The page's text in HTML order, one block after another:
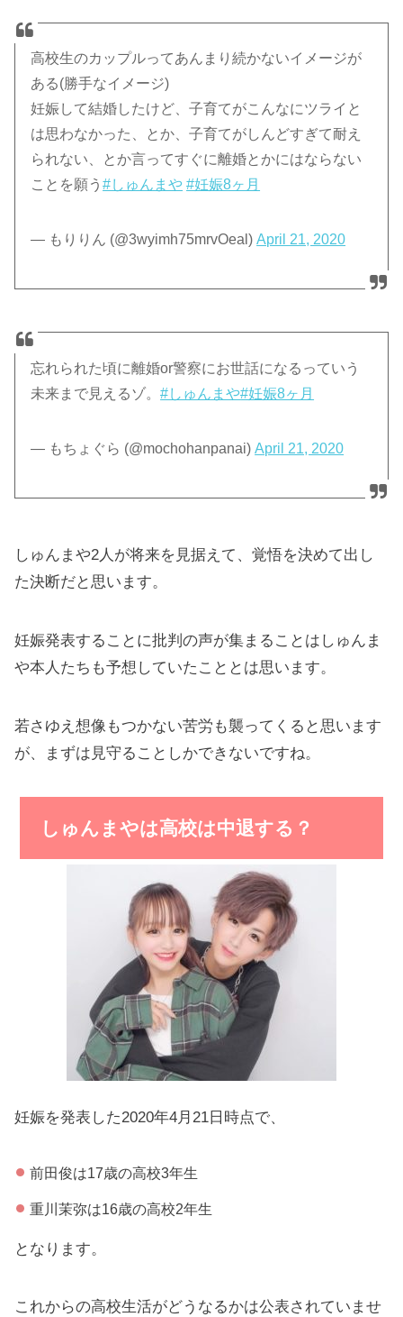
高校生のカップルってあんまり続かないイメージが
ある(勝手なイメージ)
妊娠して結婚したけど、子育てがこんなにツライと
は思わなかった、とか、子育てがしんどすぎて耐え
られない、とか言ってすぐに離婚とかにはならない
ことを願う#しゅんまや #妊娠8ヶ月
— もりりん (@3wyimh75mrvOeal)April 21, 2020
忘れられた頃に離婚or警察にお世話になるっていう
未来まで見えるゾ。#しゅんまや#妊娠8ヶ月
— もちょぐら (@mochohanpanai)April 21, 2020
しゅんまや2人が将来を見据えて、覚悟を決めて出し
た決断だと思います。
妊娠発表することに批判の声が集まることはしゅんま
や本人たちも予想していたこととは思います。
若さゆえ想像もつかない苦労も襲ってくると思います
が、まずは見守ることしかできないですね。
しゅんまやは高校は中退する？
妊娠を発表した2020年4月21日時点で、
前田俊は17歳の高校3年生
重川茉弥は16歳の高校2年生
となります。
これからの高校生活がどうなるかは公表されていませ